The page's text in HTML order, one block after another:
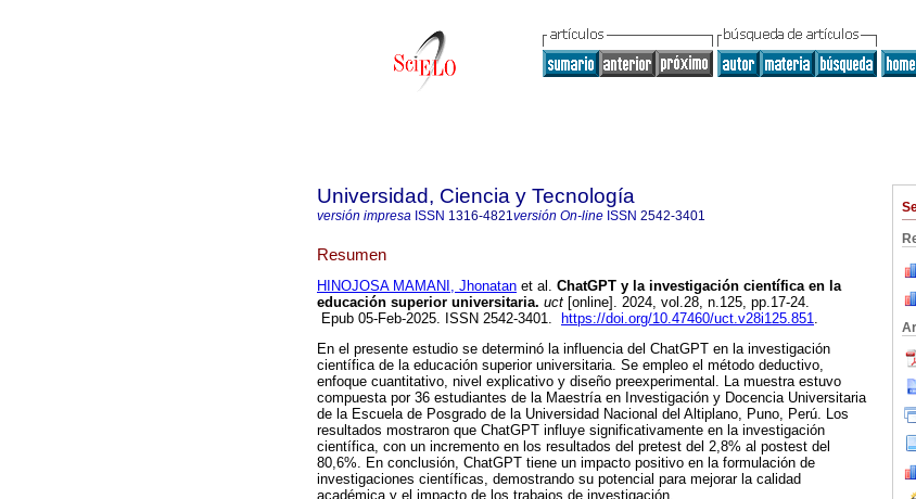
Universidad, Ciencia y Tecnología
versión impresa ISSN 1316-4821versión On-line ISSN 2542-3401
Resumen
HINOJOSA MAMANI, Jhonatan et al. ChatGPT y la investigación científica en la
educación superior universitaria. uct [online]. 2024, vol.28, n.125, pp.17-24.
Epub 05-Feb-2025. ISSN 2542-3401.
https://doi.org/10.47460/uct.v28i125.851.
En el presente estudio se determinó la influencia del ChatGPT en la investigación
científica de la educación superior universitaria. Se empleo el método deductivo,
enfoque cuantitativo, nivel explicativo y diseño preexperimental. La muestra estuvo
compuesta por 36 estudiantes de la Maestría en Investigación y Docencia Universitaria
de la Escuela de Posgrado de la Universidad Nacional del Altiplano, Puno, Perú. Los
resultados mostraron que ChatGPT influye significativamente en la investigación
científica, con un incremento en los resultados del pretest del 2,8% al postest del
80,6%. En conclusión, ChatGPT tiene un impacto positivo en la formulación de
investigaciones científicas, demostrando su potencial para mejorar la calidad
académica y el impacto de los trabajos de investigación.